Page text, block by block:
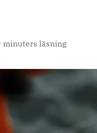
minuters läsning